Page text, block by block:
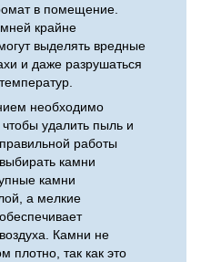
в помещение.
крайне
выделять вредные
и даже разрушаться
необходимо
удалить пыль и
работы
камни
камни
а мелкие
Камни не
плотно, так как это